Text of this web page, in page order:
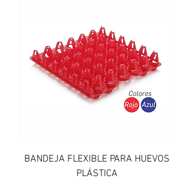
BANDEJA FLEXIBLE PARA HUEVOS
PLÁSTICA